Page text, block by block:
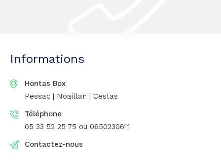
Informations
Hontas Box
Pessac | Noaillan | Cestas
Téléphone
05 33 52 25 75 ou 0650230611
Contactez-nous